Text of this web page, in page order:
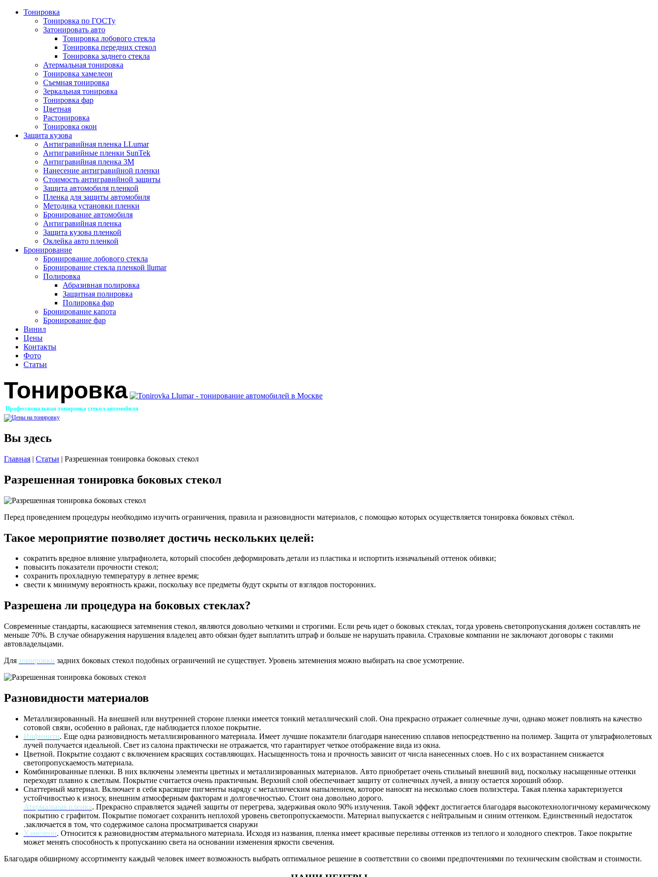
Тонировка
Тонировка по ГОСТу
Затонировать авто
Тонировка лобового стекла
Тонировка передних стекол
Тонировка заднего стекла
Атермальная тонировка
Тонировка хамелеон
Съемная тонировка
Зеркальная тонировка
Тонировка фар
Цветная
Растонировка
Тонировка окон
Защита кузова
Антигравийная пленка LLumar
Антигравийные пленки SunTek
Антигравийная пленка 3М
Нанесение антигравийной пленки
Стоимость антигравийной защиты
Защита автомобиля пленкой
Пленка для защиты автомобиля
Методика установки пленки
Бронирование автомобиля
Антигравийная пленка
Защита кузова пленкой
Оклейка авто пленкой
Бронирование
Бронирование лобового стекла
Бронирование стекла пленкой llumar
Полировка
Абразивная полировка
Защитная полировка
Полировка фар
Бронирование капота
Бронирование фар
Винил
Цены
Контакты
Фото
Статьи
Тонировка
Профессиональная тонировка стекол автомобиля
Вы здесь
Главная | Статьи | Разрешенная тонировка боковых стекол
Разрешенная тонировка боковых стекол
Перед проведением процедуры необходимо изучить ограничения, правила и разновидности материалов, с помощью которых осуществляется тонировка боковых стёкол.
Такое мероприятие позволяет достичь нескольких целей:
сократить вредное влияние ультрафиолета, который способен деформировать детали из пластика и испортить изначальный оттенок обивки;
повысить показатели прочности стекол;
сохранить прохладную температуру в летнее время;
свести к минимуму вероятность кражи, поскольку все предметы будут скрыты от взглядов посторонних.
Разрешена ли процедура на боковых стеклах?
Современные стандарты, касающиеся затемнения стекол, являются довольно четкими и строгими. Если речь идет о боковых стеклах, тогда уровень светопропускания должен составлять не
меньше 70%. В случае обнаружения нарушения владелец авто обязан будет выплатить штраф и больше не нарушать правила. Страховые компании не заключают договоры с такими
автовладельцами.
Для тонировки задних боковых стекол подобных ограничений не существует. Уровень затемнения можно выбирать на свое усмотрение.
Разновидности материалов
Металлизированный. На внешней или внутренней стороне пленки имеется тонкий металлический слой. Она прекрасно отражает солнечные лучи, однако может повлиять на качество
сотовой связи, особенно в районах, где наблюдается плохое покрытие.
Инфинити. Еще одна разновидность металлизированного материала. Имеет лучшие показатели благодаря нанесению сплавов непосредственно на полимер. Защита от ультрафиолетовых
лучей получается идеальной. Свет из салона практически не отражается, что гарантирует четкое отображение вида из окна.
Цветной. Покрытие создают с включением красящих составляющих. Насыщенность тона и прочность зависит от числа нанесенных слоев. Но с их возрастанием снижается
светопропускаемость материала.
Комбинированные пленки. В них включены элементы цветных и металлизированных материалов. Авто приобретает очень стильный внешний вид, поскольку насыщенные оттенки
переходят плавно к светлым. Покрытие считается очень практичным. Верхний слой обеспечивает защиту от солнечных лучей, а внизу остается хороший обзор.
Спаттерный материал. Включает в себя красящие пигменты наряду с металлическим напылением, которое наносят на несколько слоев полиэстера. Такая пленка характеризуется
устойчивостью к износу, внешним атмосферным факторам и долговечностью. Стоит она довольно дорого.
Атермальная пленка. Прекрасно справляется задачей защиты от перегрева, задерживая около 90% излучения. Такой эффект достигается благодаря высокотехнологичному керамическому
покрытию с графитом. Покрытие помогает сохранить неплохой уровень светопропускаемости. Материал выпускается с нейтральным и синим оттенком. Единственный недостаток
заключается в том, что содержимое салона просматривается снаружи.
Хамелеон. Относится к разновидностям атермального материала. Исходя из названия, пленка имеет красивые переливы оттенков из теплого и холодного спектров. Такое покрытие
может менять способность к пропусканию света на основании изменения яркости свечения.
Благодаря обширному ассортименту каждый человек имеет возможность выбрать оптимальное решение в соответствии со своими предпочтениями по техническим свойствам и стоимости.